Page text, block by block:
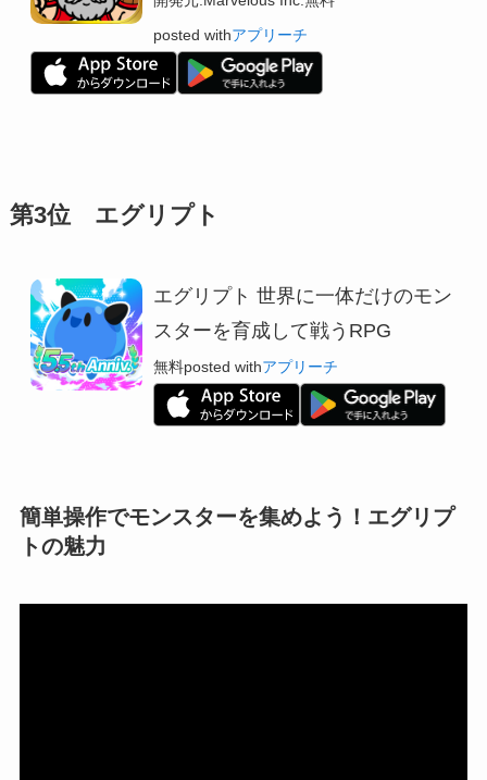
posted withアプリーチ
第3位 エグリプト
エグリプト 世界に一体だけのモン
スターを育成して戦うRPG
無料posted withアプリーチ
簡単操作でモンスターを集めよう！エグリプ
トの魅力